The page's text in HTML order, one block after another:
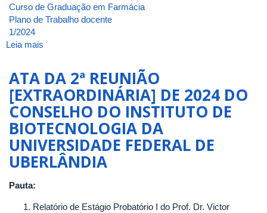
Curso de Graduação em Farmácia
Plano de Trabalho docente
1/2024
Leia mais
4ª
REUNIÃO
[ORDINÁRIA]
DE
2024
DO
CONSELHO
DO
BIOTECNOLOGIA
ATA DA 2ª REUNIÃO
[EXTRAORDINÁRIA] DE 2024 DO
CONSELHO DO INSTITUTO DE
BIOTECNOLOGIA DA
UNIVERSIDADE FEDERAL DE
UBERLÂNDIA
Pauta:
Relatório de Estágio Probatório I do Prof. Dr. Victor